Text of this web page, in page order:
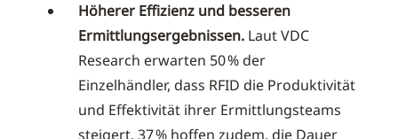
Höherer Effizienz und besseren
Ermittlungsergebnissen. Laut VDC
Research erwarten 50 % der
Einzelhändler, dass RFID die Produktivität
und Effektivität ihrer Ermittlungsteams
steigert. 37 % hoffen zudem, die Dauer